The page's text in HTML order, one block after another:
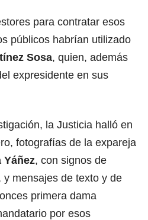
para contratar esos
públicos habrían utilizado
Sosa, quien, además
expresidente en sus
la Justicia halló en
fotografías de la expareja
Yáñez, con signos de
mensajes de texto y de
primera dama
por esos